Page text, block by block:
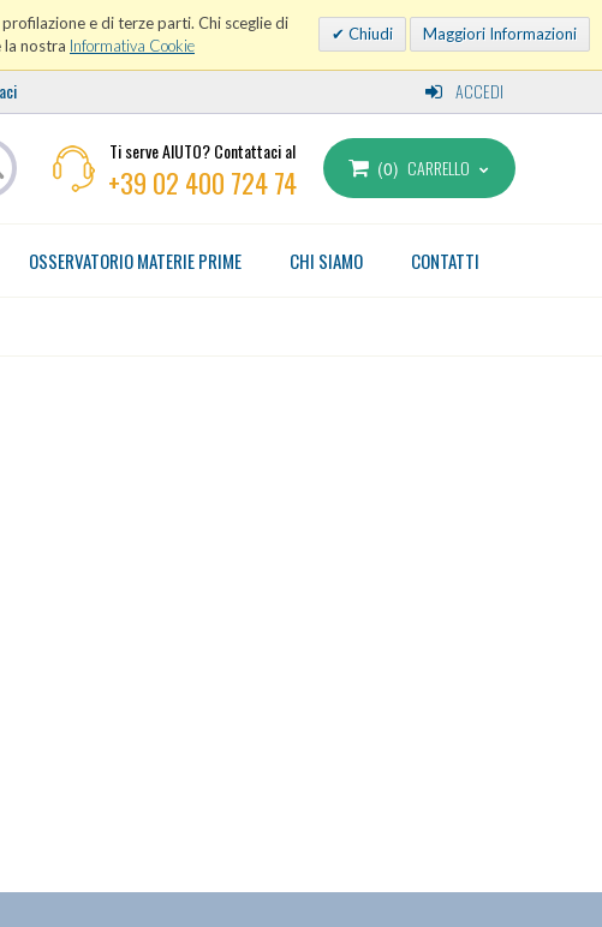
e di terze parti. Chi sceglie di
la nostra Informativa Cookie
Chiudi Maggiori Informazioni
ACCEDI
Ti serve AIUTO? Contattaci al
+39 02 400 724 74 0 CARRELLO
CONTATTI
CHI SIAMO
OSSERVATORIO MATERIE PRIME